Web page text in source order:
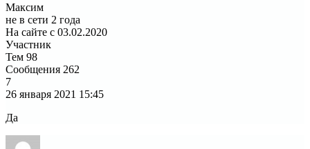
Максим
не в сети 2 года
На сайте с 03.02.2020
Участник
Тем 98
Сообщения 262
7
26 января 2021 15:45
Да